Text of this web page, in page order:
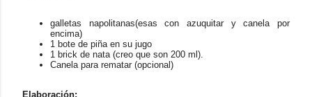
galletas napolitanas(esas con azuquitar y canela por
encima)
1 bote de piña en su jugo
1 brick de nata (creo que son 200 ml).
Canela para rematar (opcional)
Elaboración: